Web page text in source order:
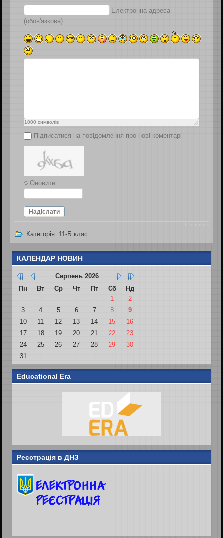
Електронна адреса
(обов'язкова)
1000 символів
Підписатися на повідомлення про нові коментарі
Оновити
Надіслати
Категорія: 11-Б клас
КАЛЕНДАР НОВИН
Серпень 2026
Пн
Вт Ср Чт Пт Сб
Нд
1
2
3
4 5 6 7 8
9
10
11 12 13 14 15
16
17
18 19 20 21 22
23
24
25 26 27 28 29
30
31
Educational Era
Реєстрація в ДНЗ